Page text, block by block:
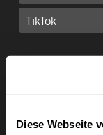
Diese Webseite
TikTok